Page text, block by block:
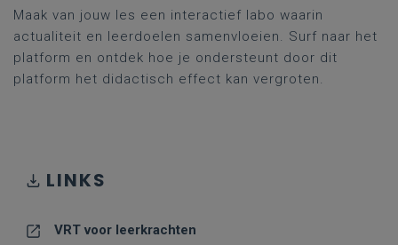
Maak van jouw les een interactief labo waarin
actualiteit en leerdoelen samenvloeien. Surf naar het
platform en ontdek hoe je ondersteunt door dit
platform het didactisch effect kan vergroten.
LINKS
VRT voor leerkrachten